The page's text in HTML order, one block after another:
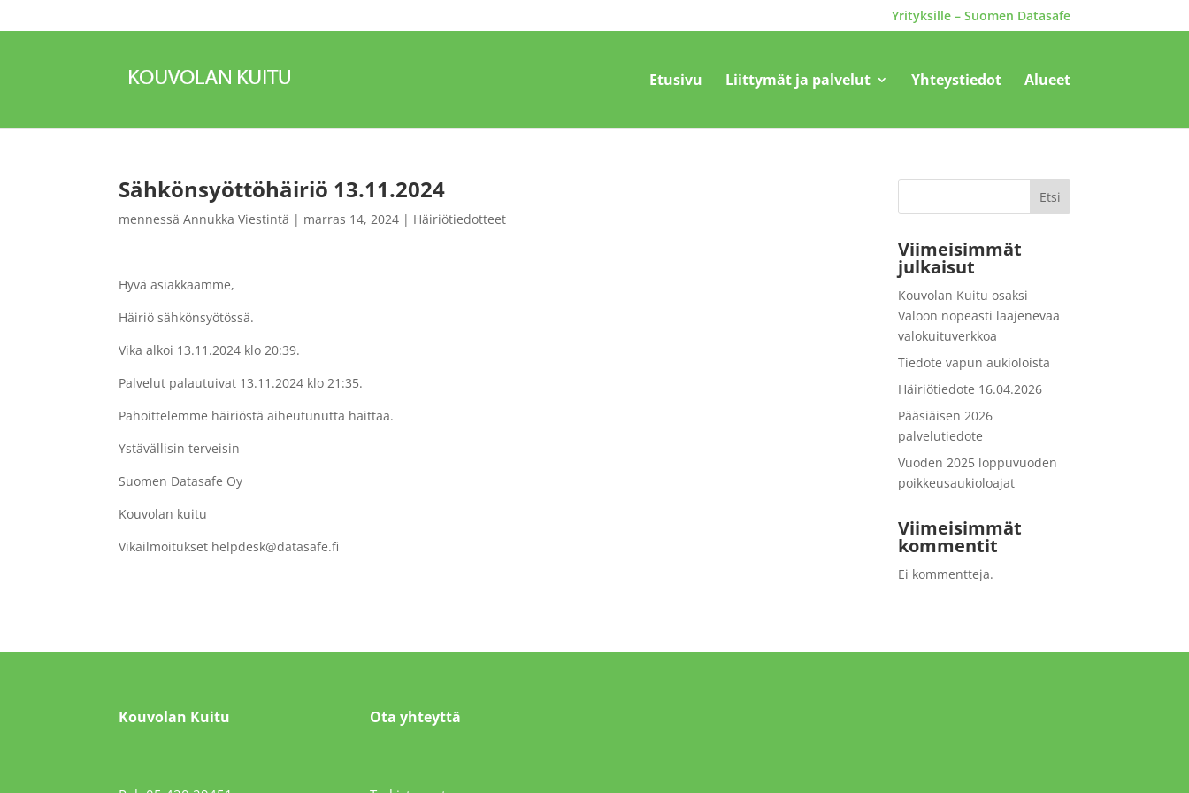
Yrityksille – Suomen Datasafe
Etusivu Liittymät ja palvelut Yhteystiedot Alueet
Sähkönsyöttöhäiriö 13.11.2024
mennessäAnnukka Viestintä | marras 14, 2024 | Häiriötiedotteet
Hyvä asiakkaamme,
Häiriö sähkönsyötössä.
Vika alkoi 13.11.2024 klo 20:39.
Palvelut palautuivat 13.11.2024 klo 21:35.
Pahoittelemme häiriöstä aiheutunutta haittaa.
Ystävällisin terveisin
Suomen Datasafe Oy
Kouvolan kuitu
Vikailmoitukset helpdesk@datasafe.fi
Etsi
Viimeisimmät
julkaisut
Kouvolan Kuitu osaksi
Valoon nopeasti laajenevaa
valokuituverkkoa
Tiedote vapun aukioloista
Häiriötiedote 16.04.2026
Pääsiäisen 2026
palvelutiedote
Vuoden 2025 loppuvuoden
poikkeusaukioloajat
Viimeisimmät
kommentit
Ei kommentteja.
Kouvolan Kuitu Ota yhteyttä